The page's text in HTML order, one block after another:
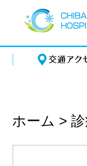
ホーム >